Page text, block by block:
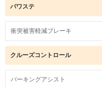
パワステ
衝突被害軽減ブレーキ
クルーズコントロール
パーキングアシスト